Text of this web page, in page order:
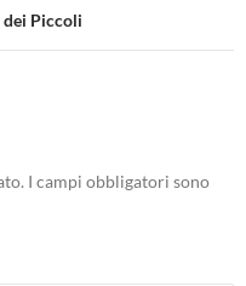
dei Piccoli
I campi obbligatori sono